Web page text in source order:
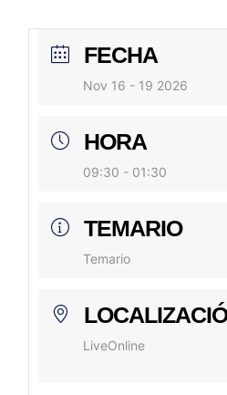
FECHA
Nov 16 - 19 2026
HORA
09:30 - 01:30
TEMARIO
Temario
LiveOnline